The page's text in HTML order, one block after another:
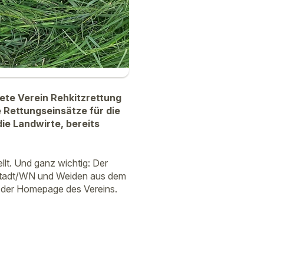
Verein Rehkitzrettung
Rettungseinsätze für die
Landwirte, bereits
Und ganz wichtig: Der
WN und Weiden aus dem
Homepage des Vereins.